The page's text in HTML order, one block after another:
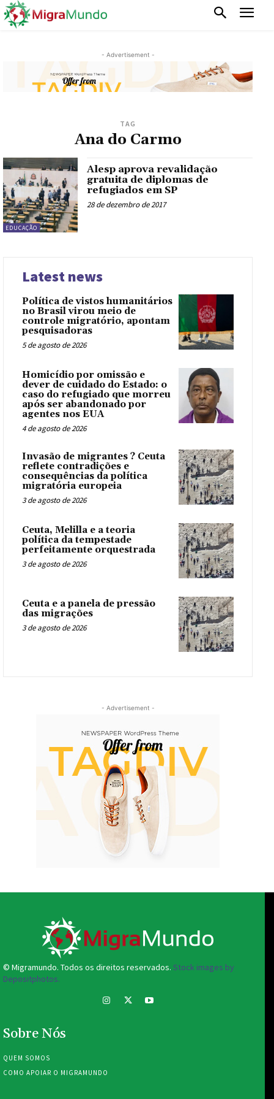
- Advertisement -
TAG
Ana do Carmo
EDUCAÇÃO
Alesp aprova revalidação
gratuita de diplomas de
refugiados em SP
28 de dezembro de 2017
Latest news
Política de vistos humanitários
no Brasil virou meio de
controle migratório, apontam
pesquisadoras
5 de agosto de 2026
Homicídio por omissão e
dever de cuidado do Estado: o
caso do refugiado que morreu
após ser abandonado por
agentes nos EUA
4 de agosto de 2026
Invasão de migrantes ? Ceuta
reflete contradições e
consequências da política
migratória europeia
3 de agosto de 2026
Ceuta, Melilla e a teoria
política da tempestade
perfeitamente orquestrada
3 de agosto de 2026
Ceuta e a panela de pressão
das migrações
3 de agosto de 2026
- Advertisement -
© Migramundo. Todos os direitos reservados. Stock images by
Depositphotos.
Sobre Nós
QUEM SOMOS
COMO APOIAR O MIGRAMUNDO